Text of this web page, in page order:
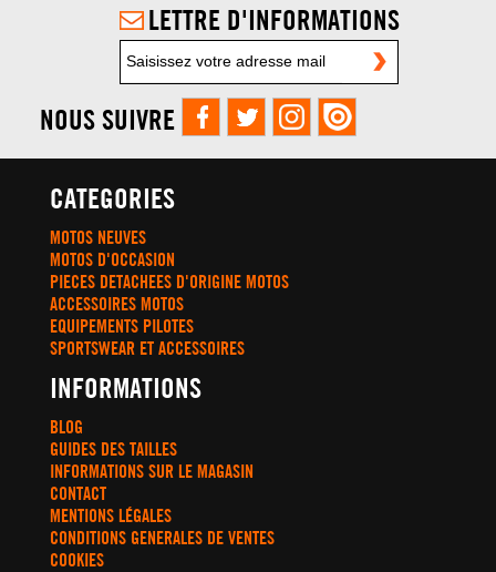
LETTRE D'INFORMATIONS
NOUS SUIVRE
CATEGORIES
MOTOS NEUVES
MOTOS D'OCCASION
PIECES DETACHEES D'ORIGINE MOTOS
ACCESSOIRES MOTOS
EQUIPEMENTS PILOTES
SPORTSWEAR ET ACCESSOIRES
INFORMATIONS
BLOG
GUIDES DES TAILLES
INFORMATIONS SUR LE MAGASIN
CONTACT
MENTIONS LÉGALES
CONDITIONS GENERALES DE VENTES
COOKIES